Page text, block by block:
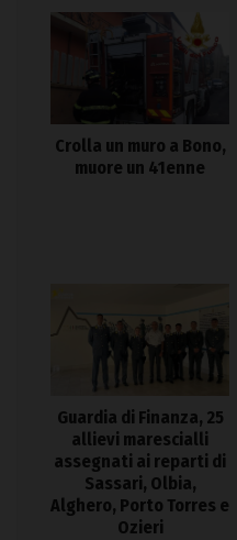
Crolla un muro a Bono,
muore un 41enne
Guardia di Finanza, 25
allievi marescialli
assegnati ai reparti di
Sassari, Olbia,
Alghero, Porto Torres e
Ozieri